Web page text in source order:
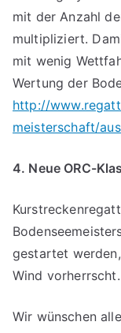
mit der Anzahl
multipliziert.
mit wenig
Wertung der
http://
meisterschaft/
4. Neue ORC-
gestartet
Wind vorherrscht.
Wir wünschen